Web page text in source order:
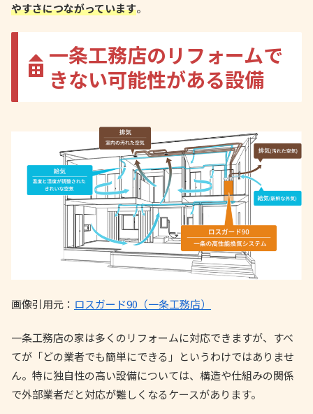
やすさにつながっています。
一条工務店のリフォームで
きない可能性がある設備
画像引用元： ロスガード90（一条工務店）
一条工務店の家は多くのリフォームに対応できますが、すべ
てが「どの業者でも簡単にできる」というわけではありませ
ん。特に独自性の高い設備については、構造や仕組みの関係
で外部業者だと対応が難しくなるケースがあります。